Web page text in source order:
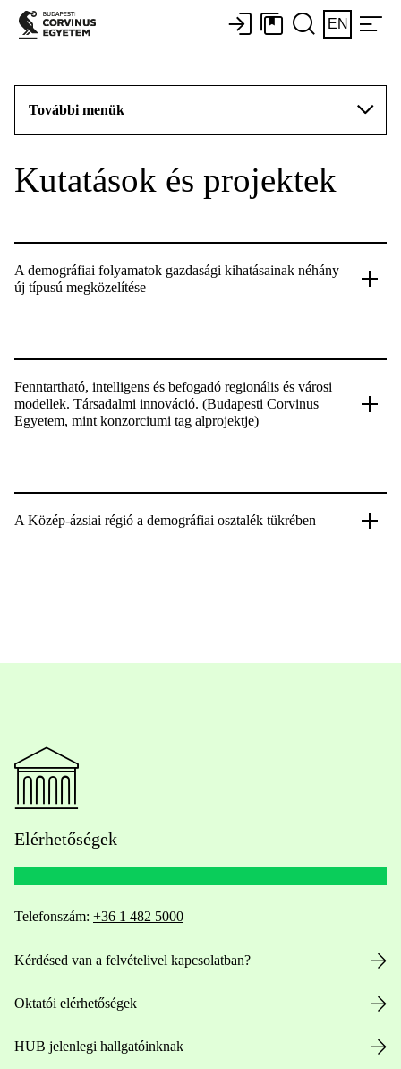
EN
További menük
Kutatások és projektek
A demográfiai folyamatok gazdasági kihatásainak néhány
új típusú megközelítése
Fenntartható, intelligens és befogadó regionális és városi
modellek. Társadalmi innováció. (Budapesti Corvinus
Egyetem, mint konzorciumi tag alprojektje)
A Közép-ázsiai régió a demográfiai osztalék tükrében
Elérhetőségek
Telefonszám: +36 1 482 5000
Kérdésed van a felvételivel kapcsolatban?
Oktatói elérhetőségek
HUB jelenlegi hallgatóinknak